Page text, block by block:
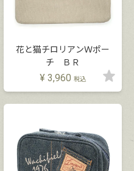
花と猫チロリアンＷポー
チ ＢＲ
¥ 3,960 税込